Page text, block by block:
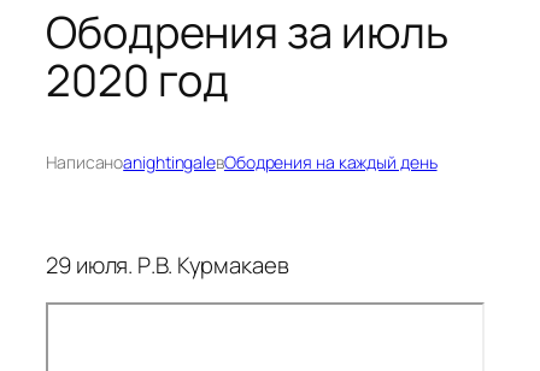
Ободрения за июль
2020 год
НаписаноanightingaleвОбодрения на каждый день
29 июля. Р.В. Курмакаев